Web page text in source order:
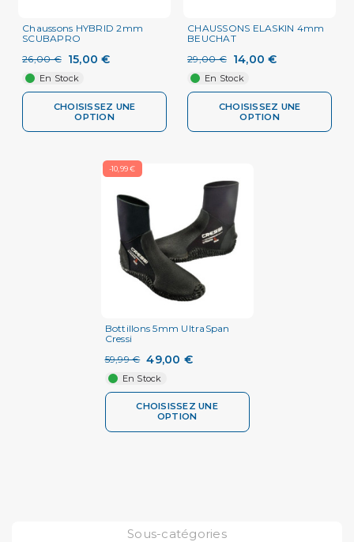
Chaussons HYBRID 2mm
SCUBAPRO
26,00 €
15,00 €
En Stock
CHOISISSEZ UNE
OPTION
CHAUSSONS ELASKIN 4mm
BEUCHAT
29,00 €
14,00 €
En Stock
CHOISISSEZ UNE
OPTION
-10,99 €
Bottillons 5mm UltraSpan
Cressi
59,99 € 49,00 €
En Stock
CHOISISSEZ UNE
OPTION
Sous-catégories